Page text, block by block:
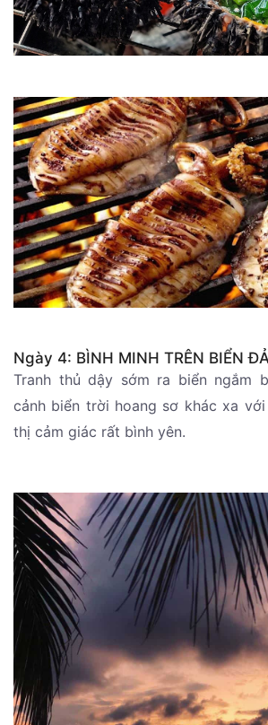
Ngày 4: BÌNH MINH TRÊN BIỂN
Tranh thủ dậy sớm ra biển ngắm
cảnh biển trời hoang sơ khác xa
thị cảm giác rất bình yên.